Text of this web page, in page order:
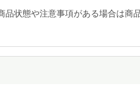
品状態や注意事項がある場合は